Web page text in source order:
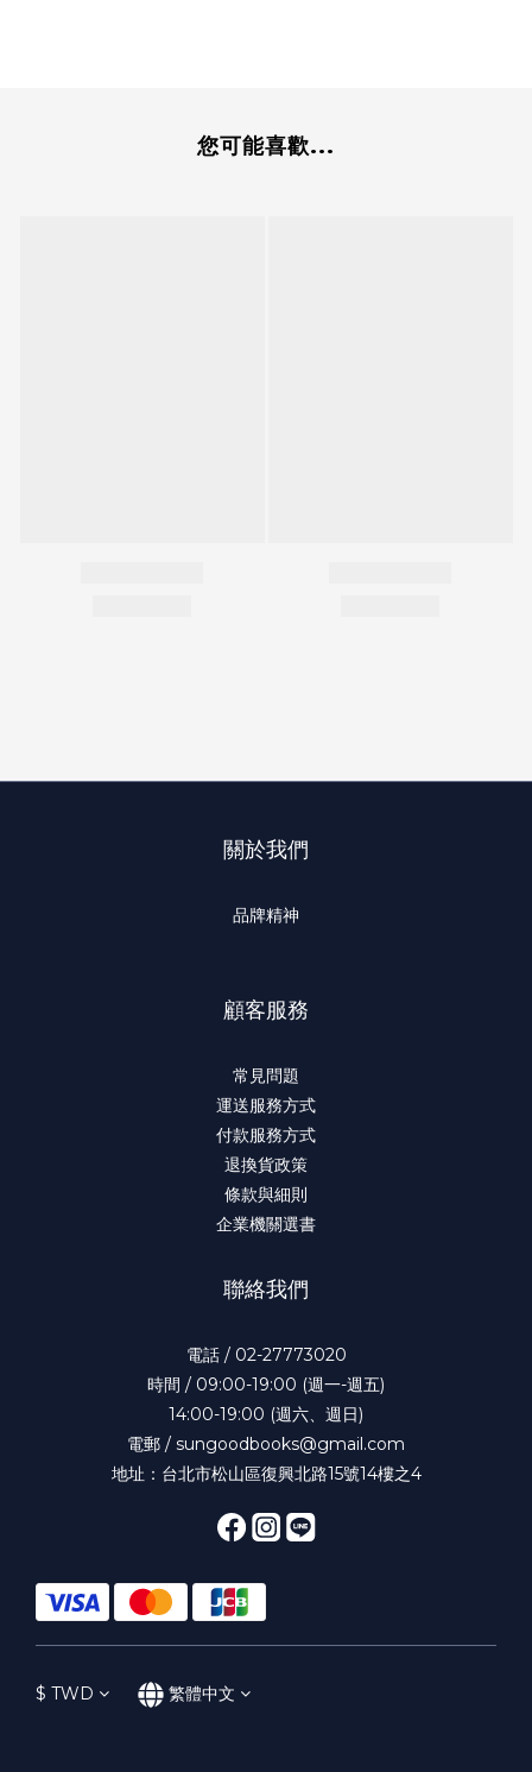
您可能喜歡...
關於我們
品牌精神
顧客服務
常見問題
運送服務方式
付款服務方式
退換貨政策
條款與細則
企業機關選書
聯絡我們
電話 / 02-27773020
時間 / 09:00-19:00 (週一-週五)
14:00-19:00 (週六、週日)
電郵 / sungoodbooks@gmail.com
地址：台北市松山區復興北路15號14樓之4
$ TWD 繁體中文